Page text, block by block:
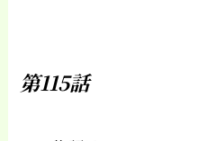
第115話